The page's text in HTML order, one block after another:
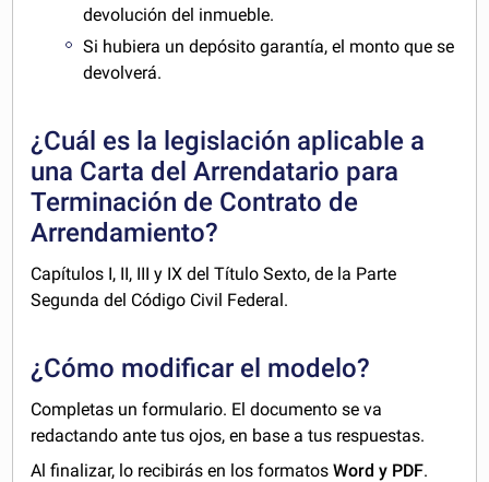
devolución del inmueble.
Si hubiera un depósito garantía, el monto que se
devolverá.
¿Cuál es la legislación aplicable a
una Carta del Arrendatario para
Terminación de Contrato de
Arrendamiento?
Capítulos I, II, III y IX del Título Sexto, de la Parte
Segunda del Código Civil Federal.
¿Cómo modificar el modelo?
Completas un formulario. El documento se va
redactando ante tus ojos, en base a tus respuestas.
Al finalizar, lo recibirás en los formatosWord y PDF.